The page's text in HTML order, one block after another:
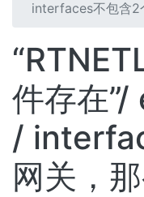
interfaces不包含2
件存在
/
网关，